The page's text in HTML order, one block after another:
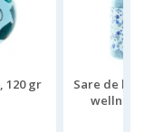
120 gr
Sare de